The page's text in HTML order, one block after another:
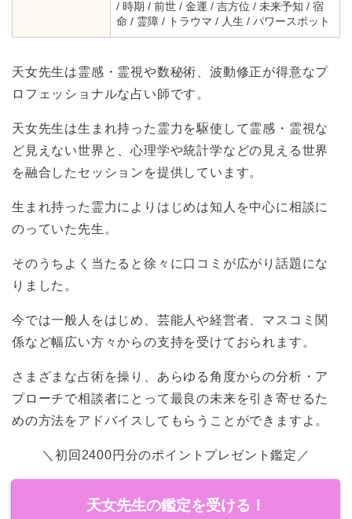
/ 時期 / 前世 / 金運 / 吉方位 / 未来予知 / 宿
命 / 霊障 / トラウマ / 人生 / パワースポット
天女先生は霊感・霊視や数秘術、波動修正が得意なプ
ロフェッショナルな占い師です。
天女先生は生まれ持った霊力を駆使して霊感・霊視な
ど見えない世界と、心理学や統計学などの見える世界
を融合したセッションを提供しています。
生まれ持った霊力によりはじめは知人を中心に相談に
のっていた先生。
そのうちよく当たると徐々に口コミが広がり話題にな
りました。
今では一般人をはじめ、芸能人や経営者、マスコミ関
係など幅広い方々からの支持を受けておられます。
さまざまな占術を操り、あらゆる角度からの分析・ア
プローチで相談者にとって最良の未来を引き寄せるた
めの方法をアドバイスしてもらうことができますよ。
＼初回2400円分のポイントプレゼント鑑定／
天女先生の鑑定を受ける！